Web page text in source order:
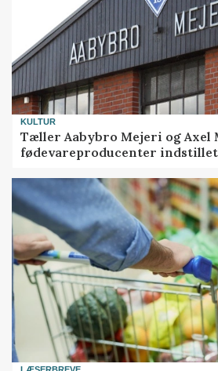
KULTUR
Tæller Aabybro Mejeri og Axel
fødevareproducenter